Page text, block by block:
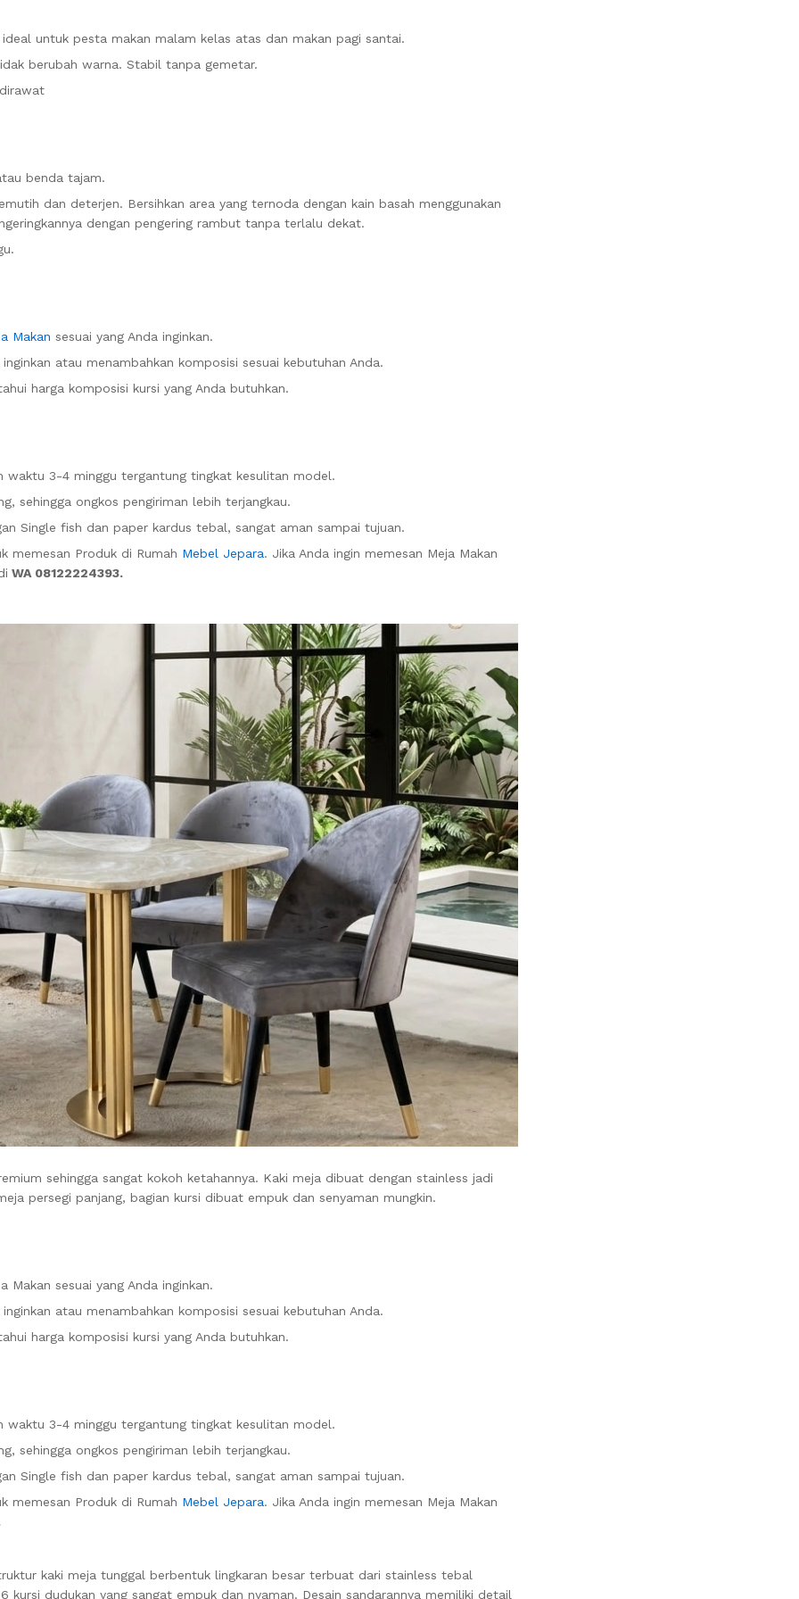
untuk pesta makan malam kelas atas dan makan pagi santai.
berubah warna. Stabil tanpa gemetar.
benda tajam.
dan deterjen. Bersihkan area yang ternoda dengan kain basah menggunakan
dengan pengering rambut tanpa terlalu dekat.
Makan sesuai yang Anda inginkan.
atau menambahkan komposisi sesuai kebutuhan Anda.
harga komposisi kursi yang Anda butuhkan.
waktu 3-4 minggu tergantung tingkat kesulitan model.
sehingga ongkos pengiriman lebih terjangkau.
Single fish dan paper kardus tebal, sangat aman sampai tujuan.
memesan Produk di Rumah Mebel Jepara. Jika Anda ingin memesan Meja Makan
WA 08122224393.
sehingga sangat kokoh ketahannya. Kaki meja dibuat dengan stainless jadi
persegi panjang, bagian kursi dibuat empuk dan senyaman mungkin.
sesuai yang Anda inginkan.
atau menambahkan komposisi sesuai kebutuhan Anda.
harga komposisi kursi yang Anda butuhkan.
waktu 3-4 minggu tergantung tingkat kesulitan model.
sehingga ongkos pengiriman lebih terjangkau.
Single fish dan paper kardus tebal, sangat aman sampai tujuan.
memesan Produk di Rumah Mebel Jepara. Jika Anda ingin memesan Meja Makan
kaki meja tunggal berbentuk lingkaran besar terbuat dari stainless tebal
dudukan yang sangat empuk dan nyaman. Desain sandarannya memiliki detail